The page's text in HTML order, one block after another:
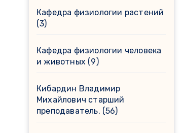
Кафедра физиологии растений
(3)
Кафедра физиологии человека
и животных (9)
Кибардин Владимир
Михайлович старший
преподаватель. (56)